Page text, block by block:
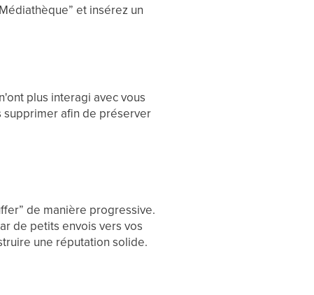
et insérez un
plus interagi avec vous
supprimer afin de préserver
de manière progressive.
de petits envois vers vos
une réputation solide.